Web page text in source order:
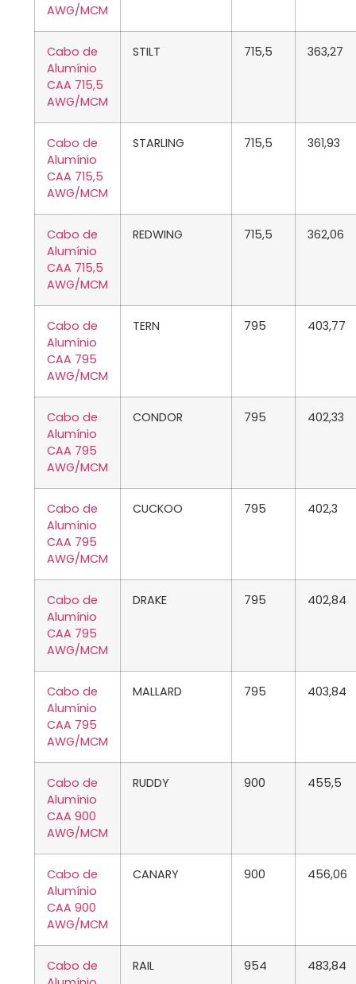
AWG/MCM
Cabo de
Alumínio
CAA 715,5
AWG/MCM
STILT 715,5 363,27
Cabo de
Alumínio
CAA 715,5
AWG/MCM
STARLING 715,5 361,93
Cabo de
Alumínio
CAA 715,5
AWG/MCM
REDWING 715,5 362,06
Cabo de
Alumínio
CAA 795
AWG/MCM
TERN 795 403,77
Cabo de
Alumínio
CAA 795
AWG/MCM
CONDOR 795 402,33
Cabo de
Alumínio
CAA 795
AWG/MCM
CUCKOO 795 402,3
Cabo de
Alumínio
CAA 795
AWG/MCM
DRAKE 795 402,84
Cabo de
Alumínio
CAA 795
AWG/MCM
MALLARD 795 403,84
Cabo de
Alumínio
CAA 900
AWG/MCM
RUDDY 900 455,5
Cabo de
Alumínio
CAA 900
AWG/MCM
CANARY 900 456,06
Cabo de
RAIL 954 483,84